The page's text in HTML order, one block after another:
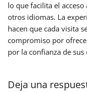
lo que facilita el
otros idiomas. La
hacen que cada visita
compromiso por
por la confianza de sus
Deja una